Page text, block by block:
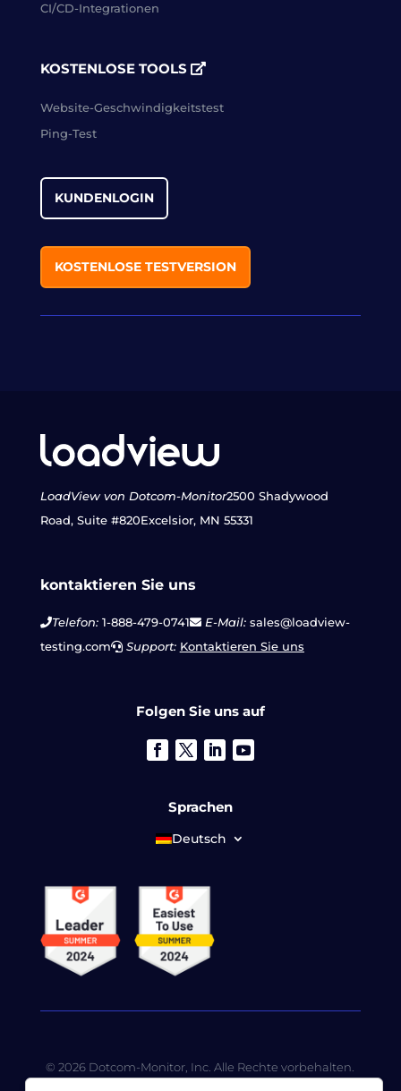
CI/CD-Integrationen
KOSTENLOSE TOOLS
Website-Geschwindigkeitstest
Ping-Test
KUNDENLOGIN
KOSTENLOSE TESTVERSION
LoadView von Dotcom-Monitor2500 Shadywood
Road, Suite #820Excelsior, MN 55331
kontaktieren Sie uns
Telefon:1-888-479-0741 E-Mail:sales@loadview-
testing.com
Support: Kontaktieren Sie uns
Folgen Sie uns auf
Sprachen
Deutsch
© 2026 Dotcom-Monitor, Inc. Alle Rechte vorbehalten.